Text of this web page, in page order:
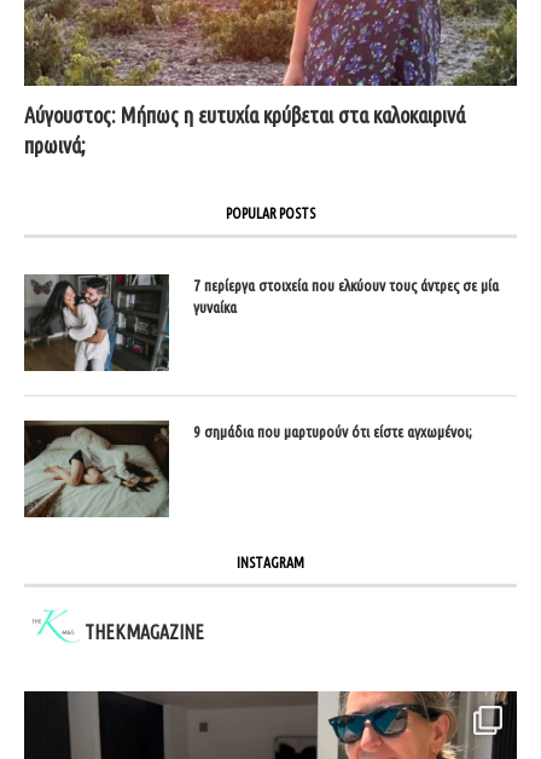
Αύγουστος: Μήπως η ευτυχία κρύβεται στα καλοκαιρινά
πρωινά;
POPULAR POSTS
7 περίεργα στοιχεία που ελκύουν τους άντρες σε μία
γυναίκα
9 σημάδια που μαρτυρούν ότι είστε αγχωμένοι;
INSTAGRAM
THEKMAGAZINE